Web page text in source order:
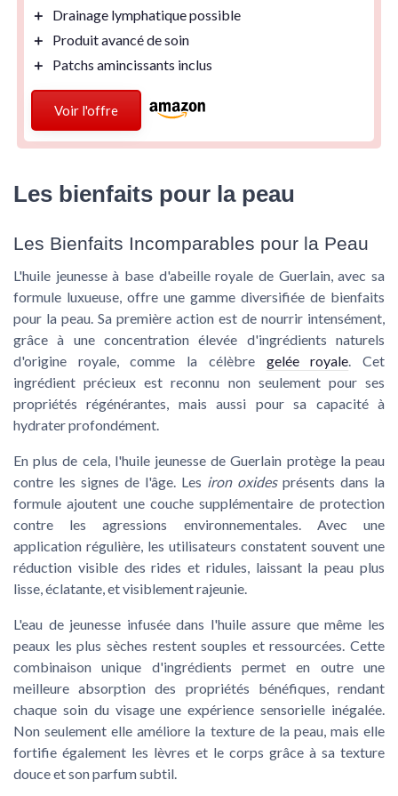
＋
Drainage lymphatiquepossible
＋
Produit avancéde soin
＋
Patchs amincissants inclus
Voir l'offre
Les bienfaits pour la peau
Les Bienfaits Incomparables pour la Peau
L'huile jeunesse à base d'abeille royale de Guerlain, avec sa
formule luxueuse, offre une gamme diversifiée de bienfaits
pour la peau. Sa première action est de nourrir intensément,
grâce à une concentration élevée d'ingrédients naturels
d'origine royale, comme la célèbre gelée royale. Cet
ingrédient précieux est reconnu non seulement pour ses
propriétés régénérantes, mais aussi pour sa capacité à
hydrater profondément.
En plus de cela, l'huile jeunesse de Guerlain protège la peau
contre les signes de l'âge. Les iron oxidesprésents dans la
formule ajoutent une couche supplémentaire de protection
contre les agressions environnementales. Avec une
application régulière, les utilisateurs constatent souvent une
réduction visible des rides et ridules, laissant la peau plus
lisse, éclatante, et visiblement rajeunie.
L'eau de jeunesse infusée dans l'huile assure que même les
peaux les plus sèches restent souples et ressourcées. Cette
combinaison unique d'ingrédients permet en outre une
meilleure absorption des propriétés bénéfiques, rendant
chaque soin du visage une expérience sensorielle inégalée.
Non seulement elle améliore la texture de la peau, mais elle
fortifie également les lèvres et le corps grâce à sa texture
douce et son parfum subtil.